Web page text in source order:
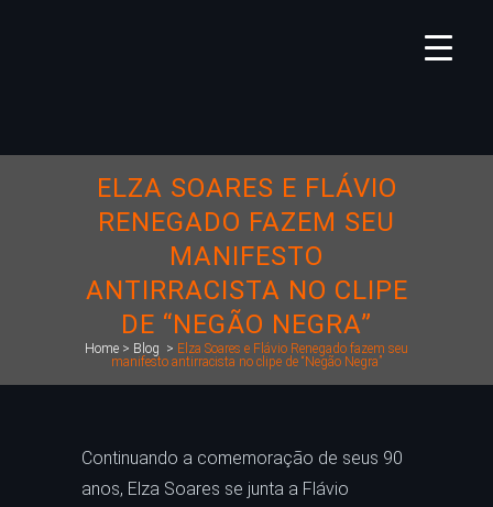
ELZA SOARES E FLÁVIO
RENEGADO FAZEM SEU
MANIFESTO
ANTIRRACISTA NO CLIPE
DE “NEGÃO NEGRA”
Home > Blog > Elza Soares e Flávio Renegado fazem seu
manifesto antirracista no clipe de “Negão Negra”
Continuando a comemoração de seus 90
anos, Elza Soares se junta a Flávio